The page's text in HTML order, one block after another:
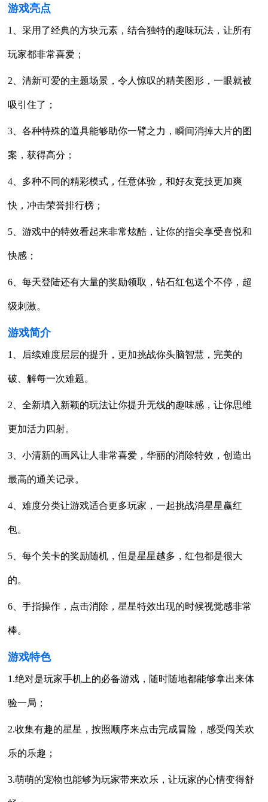
游戏亮点
1、采用了经典的方块元素，结合独特的趣味玩法，让所有
玩家都非常喜爱；
2、清新可爱的主题场景，令人惊叹的精美图形，一眼就被
吸引住了；
3、各种特殊的道具能够助你一臂之力，瞬间消掉大片的图
案，获得高分；
4、多种不同的精彩模式，任意体验，和好友竞技更加爽
快，冲击荣誉排行榜；
5、游戏中的特效看起来非常炫酷，让你的指尖享受喜悦和
快感；
6、每天登陆还有大量的奖励领取，钻石红包送个不停，超
级刺激。
游戏简介
1、后续难度层层的提升，更加挑战你头脑智慧，完美的
破、解每一次难题。
2、全新填入新颖的玩法让你提升无线的趣味感，让你思维
更加活力四射。
3、小清新的画风让人非常喜爱，华丽的消除特效，创造出
最高的通关记录。
4、难度分类让游戏适合更多玩家，一起挑战消星星赢红
包。
5、每个关卡的奖励随机，但是星星越多，红包都是很大
的。
6、手指操作，点击消除，星星特效出现的时候视觉感非常
棒。
游戏特色
1.绝对是玩家手机上的必备游戏，随时随地都能够拿出来体
验一局；
2.收集有趣的星星，按照顺序来点击完成冒险，感受闯关欢
乐的乐趣；
3.萌萌的宠物也能够为玩家带来欢乐，让玩家的心情变得舒